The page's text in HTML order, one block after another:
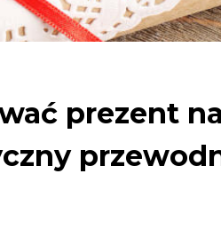
prezent na